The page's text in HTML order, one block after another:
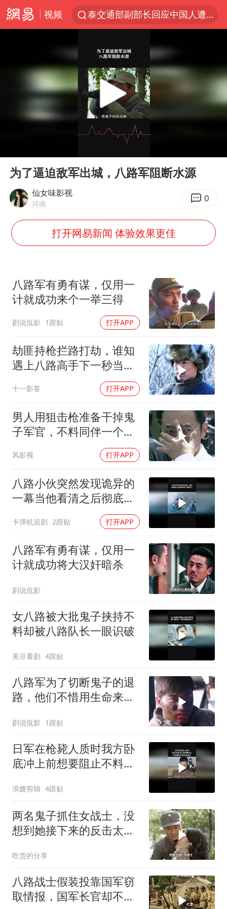
视频
泰交通部副部长回应中国人遭歧视手势
段绚竞因公牺牲 年仅44岁
1岁宝宝碰坏纸巾盒 宝妈被索赔924元
男子结婚8年3个女儿均非亲生
“空调24小时开着更省电”不实
公司“上四休三”但要降薪1000元
OpenAI为免费用户升级GPT-5.6 Luna
“中国蔬菜之乡”最高温达41.8℃
如何把百年大党建设得更加坚强有力？
Play
为了逼迫敌军出城，八路军阻断水源
仙女味影视
河南 0
打开网易新闻 体验效果更佳
八路军有勇有谋，仅用一
计就成功来个一举三得
剧说侃影 1跟贴 打开APP
劫匪持枪拦路打劫，谁知
遇上八路高手下一秒当场
十一影客 打开APP
男人用狙击枪准备干掉鬼
子军官，不料同伴一个手
风影视 打开APP
八路小伙突然发现诡异的
一幕当他看清之后彻底吓
卡弹机追剧 2跟贴 打开APP
八路军有勇有谋，仅用一
计就成功将大汉奸暗杀
剧说侃影
女八路被大批鬼子挟持不
料却被八路队长一眼识破
美豆看剧 4跟贴
八路军为了切断鬼子的退
路，他们不惜用生命来捍
剧说侃影 1跟贴
日军在枪毙人质时我方卧
底冲上前想要阻止不料最
浪嫂剪辑 4跟贴
两名鬼子抓住女战士，没
想到她接下来的反击太解
吃货的分享
八路战士假装投靠国军窃
取情报，国军长官却不知